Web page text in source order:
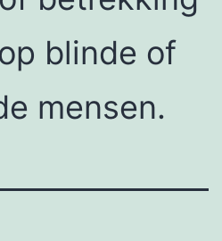
blinde of
mensen.